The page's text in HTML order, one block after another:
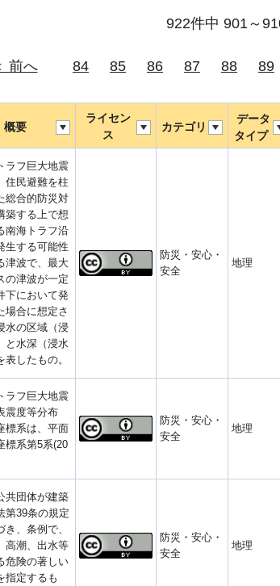
922件中 901～
前へ 84 85 86 87 88 89
概要
ライセン
ス
カテゴリ
データ
タイプ
ラフ巨大地震
住民避難を柱
総合的防災対
築する上で想
南海トラフ沿
生する可能性
津波で、最大
の津波が一定
下において発
場合に想定さ
水の区域（浸
と水深（浸水
表したもの。
防災・安心・
安全
地理
ラフ巨大地震
震度等分布
標系は、平面
標系第5系(20
防災・安心・
安全
地理
共団体が建築
第39条の規定
き、条例で、
高潮、出水等
危険の著しい
指定するも
防災・安心・
安全
地理